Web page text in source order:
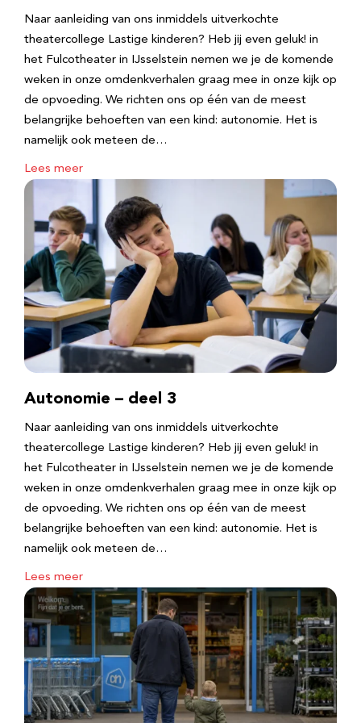
Naar aanleiding van ons inmiddels uitverkochte
theatercollege Lastige kinderen? Heb jij even geluk! in
het Fulcotheater in IJsselstein nemen we je de komende
weken in onze omdenkverhalen graag mee in onze kijk op
de opvoeding. We richten ons op één van de meest
belangrijke behoeften van een kind: autonomie. Het is
namelijk ook meteen de…
Lees meer
Autonomie – deel 3
Naar aanleiding van ons inmiddels uitverkochte
theatercollege Lastige kinderen? Heb jij even geluk! in
het Fulcotheater in IJsselstein nemen we je de komende
weken in onze omdenkverhalen graag mee in onze kijk op
de opvoeding. We richten ons op één van de meest
belangrijke behoeften van een kind: autonomie. Het is
namelijk ook meteen de…
Lees meer